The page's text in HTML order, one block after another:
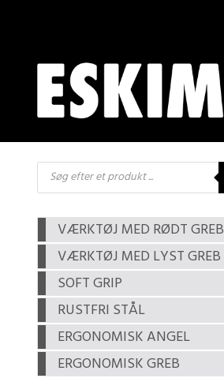
Products
search
VÆRKTØJ MED RØDT GREB
VÆRKTØJ MED LYST GREB
SOFT GRIP
RUSTFRI STÅL
ERGONOMISK ANGEL
ERGONOMISK GREB